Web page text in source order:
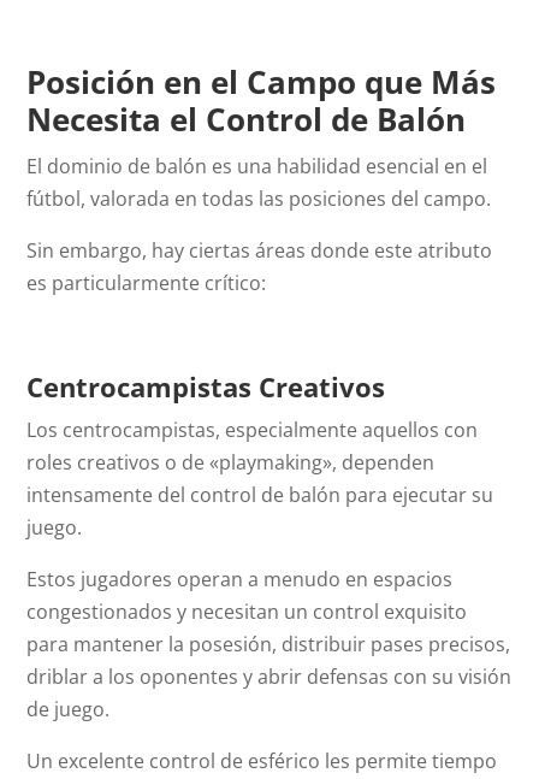
Posición en el Campo que Más
Necesita el Control de Balón
El dominio de balón es una habilidad esencial en el
fútbol, valorada en todas las posiciones del campo.
Sin embargo, hay ciertas áreas donde este atributo
es particularmente crítico:
Centrocampistas Creativos
Los centrocampistas, especialmente aquellos con
roles creativos o de «playmaking», dependen
intensamente del control de balón para ejecutar su
juego.
Estos jugadores operan a menudo en espacios
congestionados y necesitan un control exquisito
para mantener la posesión, distribuir pases precisos,
driblar a los oponentes y abrir defensas con su visión
de juego.
Un excelente control de esférico les permite tiempo